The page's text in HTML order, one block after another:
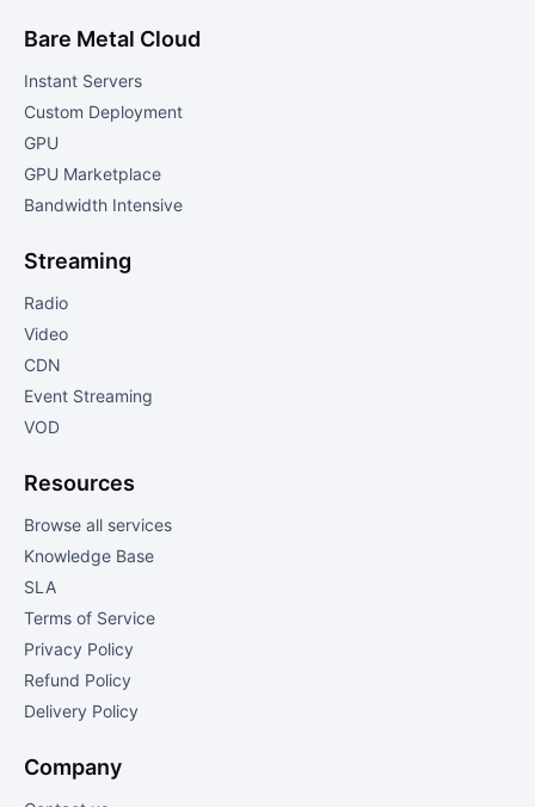
Bare Metal Cloud
Instant Servers
Custom Deployment
GPU
GPU Marketplace
Bandwidth Intensive
Streaming
Radio
Video
CDN
Event Streaming
VOD
Resources
Browse all services
Knowledge Base
SLA
Terms of Service
Privacy Policy
Refund Policy
Delivery Policy
Company